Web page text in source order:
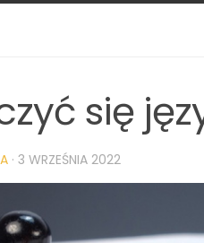
się
· 3 WRZEŚNIA 2022